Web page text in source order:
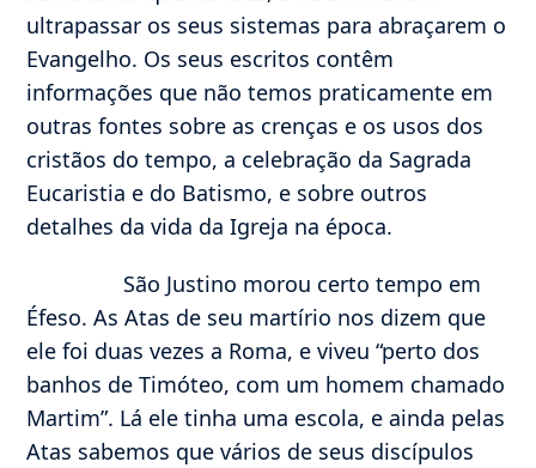
ultrapassar os seus sistemas para abraçarem o
Evangelho. Os seus escritos contêm
informações que não temos praticamente em
outras fontes sobre as crenças e os usos dos
cristãos do tempo, a celebração da Sagrada
Eucaristia e do Batismo, e sobre outros
detalhes da vida da Igreja na época.
São Justino morou certo tempo em
Éfeso. As Atas de seu martírio nos dizem que
ele foi duas vezes a Roma, e viveu “perto dos
banhos de Timóteo, com um homem chamado
Martim”. Lá ele tinha uma escola, e ainda pelas
Atas sabemos que vários de seus discípulos